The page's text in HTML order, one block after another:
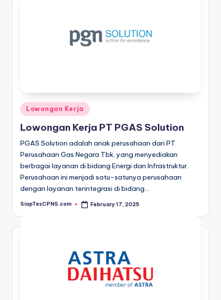
Posted
in
Lowongan Kerja
Lowongan Kerja PT PGAS Solution
PGAS Solution adalah anak perusahaan dari PT
Perusahaan Gas Negara Tbk. yang menyediakan
berbagai layanan di bidang Energi dan Infrastruktur.
Perusahaan ini menjadi satu-satunya perusahaan
dengan layanan terintegrasi di bidang…
Posted
SiapTesCPNS.com February 17, 2025